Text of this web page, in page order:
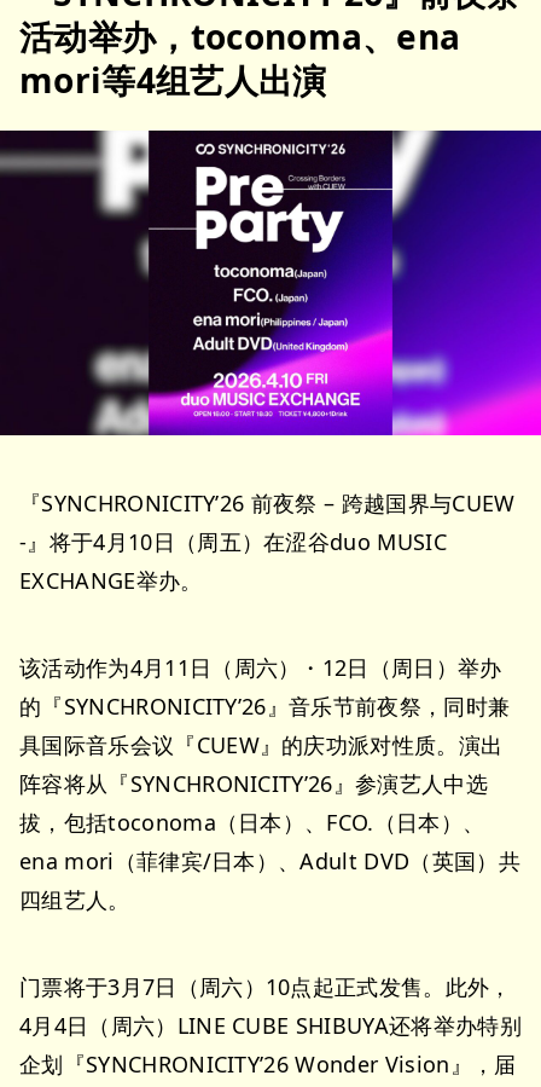
活动举办，toconoma、ena
mori等4组艺人出演
『SYNCHRONICITY’26 前夜祭 – 跨越国界与CUEW
-』将于4月10日（周五）在涩谷duo MUSIC
EXCHANGE举办。
该活动作为4月11日（周六）・12日（周日）举办
的『SYNCHRONICITY’26』音乐节前夜祭，同时兼
具国际音乐会议『CUEW』的庆功派对性质。演出
阵容将从『SYNCHRONICITY’26』参演艺人中选
拔，包括toconoma（日本）、FCO.（日本）、
ena mori（菲律宾/日本）、Adult DVD（英国）共
四组艺人。
门票将于3月7日（周六）10点起正式发售。此外，
4月4日（周六）LINE CUBE SHIBUYA还将举办特别
企划『SYNCHRONICITY’26 Wonder Vision』，届